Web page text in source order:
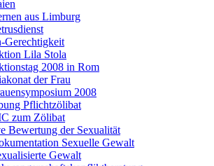
aus Limburg
Gerechtigkeit
Lila Stola
2008 in Rom
der Frau
2008
Pflichtzölibat
zum Zölibat
Bewertung der Sexualität
Sexuelle Gewalt
Gewalt